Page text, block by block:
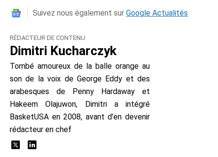
Suivez nous également sur Google Actualités
RÉDACTEUR DE CONTENU
Dimitri Kucharczyk
Tombé amoureux de la balle orange au
son de la voix de George Eddy et des
arabesques de Penny Hardaway et
Hakeem Olajuwon, Dimitri a intégré
BasketUSA en 2008, avant d'en devenir
rédacteur en chef